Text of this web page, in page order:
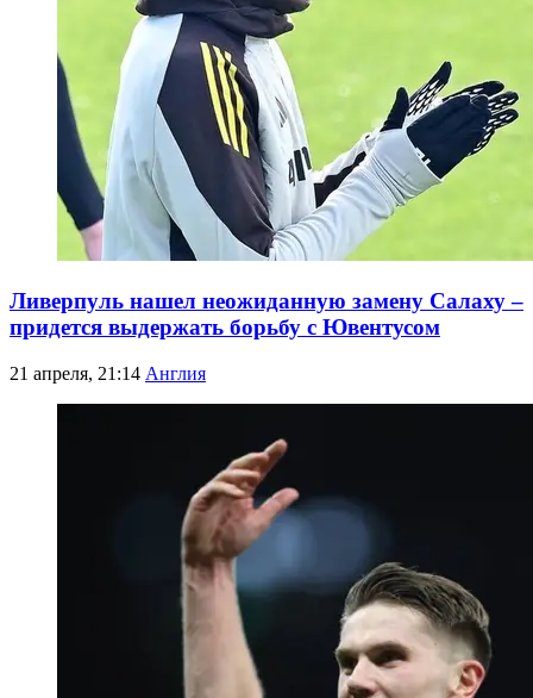
Ливерпуль нашел неожиданную замену Салаху –
придется выдержать борьбу с Ювентусом
21 апреля, 21:14 Англия